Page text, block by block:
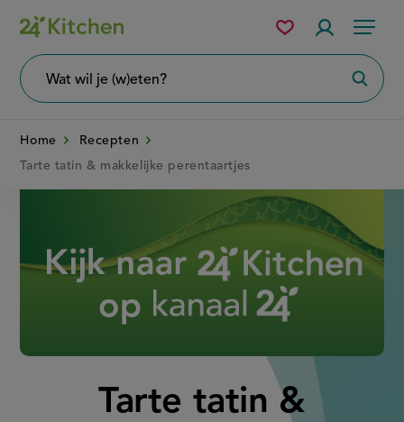
Overslaan
en
naar
Menu
wil
Mijn
bewaarde
Home
Recepten
Tarte tatin & makkelijke perentaartjes
Tarte tatin &